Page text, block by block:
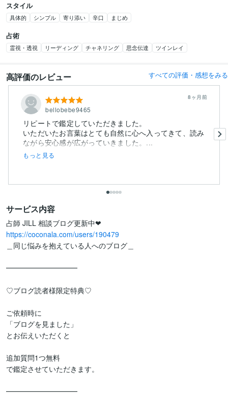
スタイル
具体的 シンプル 寄り添い 辛口 まじめ
占術
霊視・透視 リーディング チャネリング 思念伝達 ツインレイ
高評価のレビュー すべての評価・感想をみる
bellobebe9465
8ヶ月前
リピートで鑑定していただきました。
いただいたお言葉はとても自然に心へ入ってきて、読み
ながら安心感が広がっていきました。...
もっと見る
サービス内容
https://coconala.com/users/190479
＿同じ悩みを抱えている人へのブログ＿
━━━━━━━━━━
♡ブログ読者様限定特典♡
ご依頼時に
「ブログを見ました」
とお伝えいただくと
追加質問1つ無料
で鑑定させていただきます。
━━━━━━━━━━